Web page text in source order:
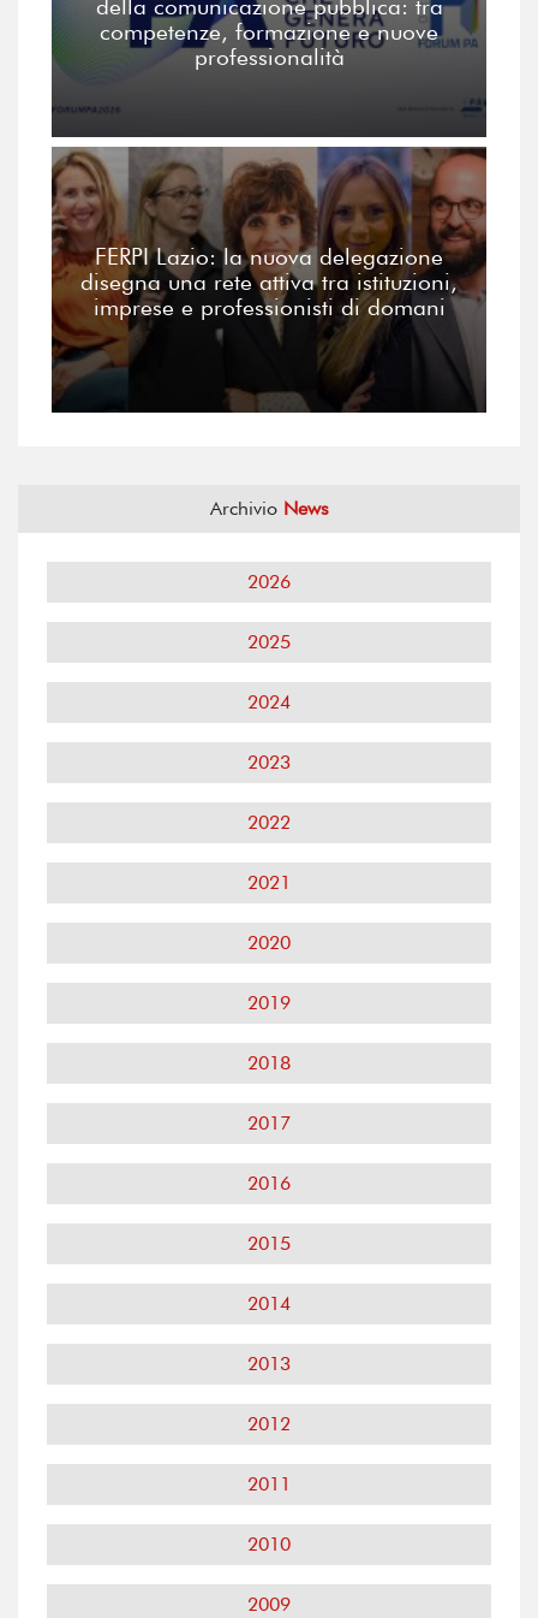
della comunicazione pubblica: tra
competenze, formazione e nuove
professionalità
FERPI Lazio: la nuova delegazione
disegna una rete attiva tra istituzioni,
imprese e professionisti di domani
Archivio News
2026
2025
2024
2023
2022
2021
2020
2019
2018
2017
2016
2015
2014
2013
2012
2011
2010
2009